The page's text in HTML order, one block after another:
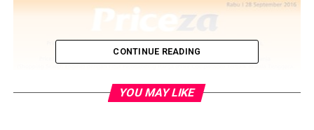
CONTINUE READING
YOU MAY LIKE